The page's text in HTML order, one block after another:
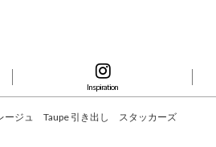
Inspiration
ージュ Taupe 引き出し スタッカーズ